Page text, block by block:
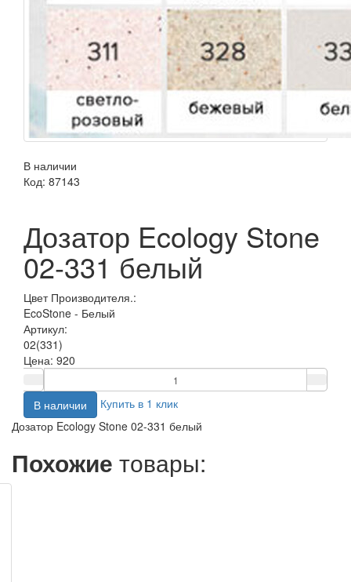
В наличии
Код: 87143
Дозатор Ecology Stone
02-331 белый
Цвет Производителя.:
EcoStone - Белый
Артикул:
02(331)
Цена: 920
В наличии
Купить в 1 клик
Дозатор Ecology Stone 02-331 белый
Похожие товары: